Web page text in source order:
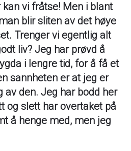
vi fråtse! Men i blant
blir sliten av det høye
Trenger vi egentlig alt
liv? Jeg har prøvd å
i lengre tid, for å få et
sannheten er at jeg er
av den. Jeg har bodd her
og slett har overtaket på
å henge med, men jeg